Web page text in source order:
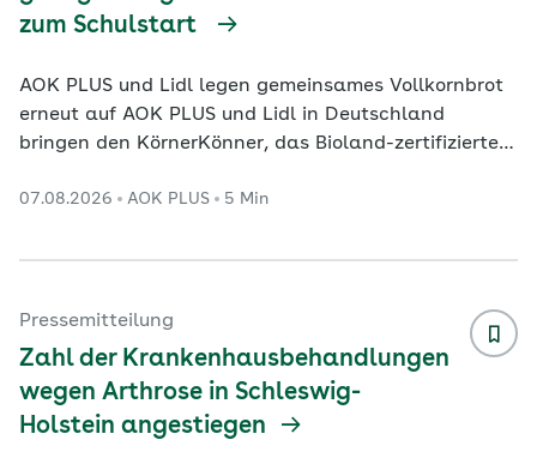
zum Schulstart
AOK PLUS und Lidl legen gemeinsames Vollkornbrot
erneut auf AOK PLUS und Lidl in Deutschland
bringen den KörnerKönner, das Bioland-zertifizierte
Das 500-Gramm-Brot ist vom 10. bis 15. August in
Thüringen erhältlich. Die AOK PLUS und der
Kooperation Impulse für eine gesunde Ernährung im
Alltag. Besonders jetzt zum Start ins neue Schuljahr
07.08.2026 AOK PLUS 5 Min
Pressemitteilung
Zahl der Krankenhausbehandlungen
wegen Arthrose in Schleswig-
Holstein angestiegen